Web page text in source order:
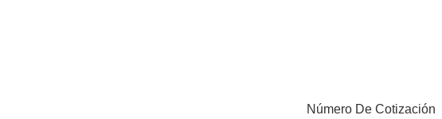
Número De Cotización